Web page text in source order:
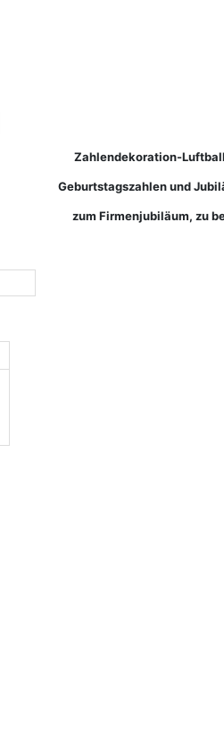
Zahlendekoration-
Geburtstagszahlen und
zum Firmenjubiläum, zu